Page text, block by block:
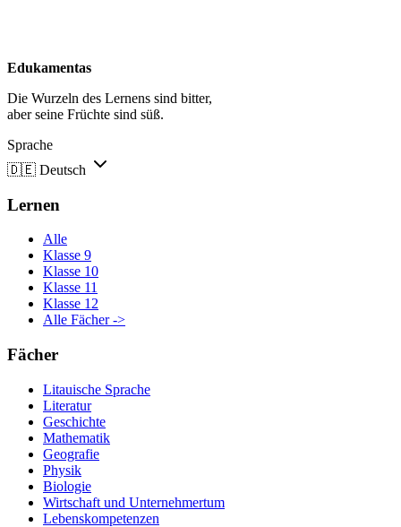
Edukamentas
Die Wurzeln des Lernens sind bitter,
aber seine Früchte sind süß.
Sprache
🇩🇪 Deutsch
Lernen
Alle
Klasse 9
Klasse 10
Klasse 11
Klasse 12
Alle Fächer ->
Fächer
Litauische Sprache
Literatur
Geschichte
Mathematik
Geografie
Physik
Biologie
Wirtschaft und Unternehmertum
Lebenskompetenzen